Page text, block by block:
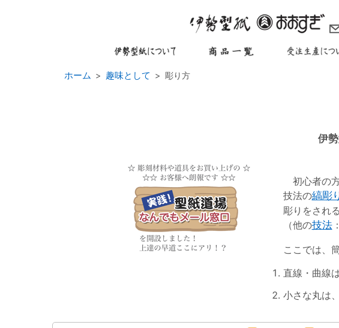
ホーム 趣味として 彫り方
伊
初心者の
技法の縞彫
彫りをされ
（他の技法
ここでは、
直線・曲線
小さな丸は